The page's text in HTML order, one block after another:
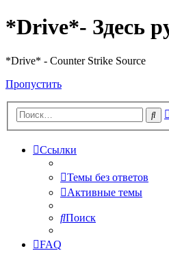
*Drive*- Здесь
*Drive* - Counter Strike Source
Пропустить
Ссылки
Темы без ответов
Активные темы
Поиск
FAQ